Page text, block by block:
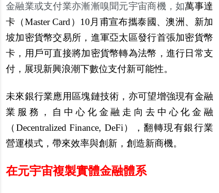
金融業或支付業亦漸漸嗅聞元宇宙商機，如萬事達
卡（Master Card）10月甫宣布攜泰國、澳洲、新加
坡加密貨幣交易所，進軍亞太區發行首張加密貨幣
卡，用戶可直接將加密貨幣轉為法幣，進行日常支
付，展現新興浪潮下數位支付新可能性。
未來銀行業應用區塊鏈技術，亦可望增強現有金融
業服務，自中心化金融走向去中心化金融
（Decentralized Finance, DeFi），翻轉現有銀行業
營運模式，帶來效率與創新，創造新商機。
在元宇宙複製實體金融體系